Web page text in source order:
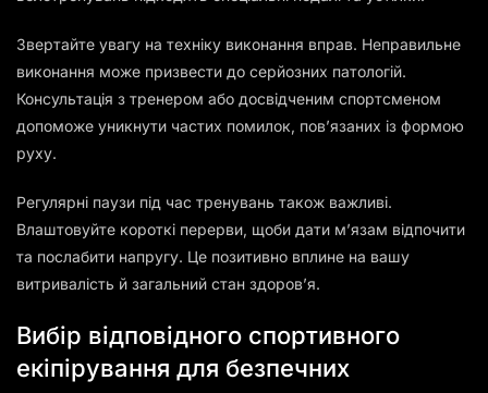
Звертайте увагу на техніку виконання вправ. Неправильне
виконання може призвести до серйозних патологій.
Консультація з тренером або досвідченим спортсменом
допоможе уникнути частих помилок, пов’язаних із формою
руху.
Регулярні паузи під час тренувань також важливі.
Влаштовуйте короткі перерви, щоби дати м’язам відпочити
та послабити напругу. Це позитивно вплине на вашу
витривалість й загальний стан здоров’я.
Вибір відповідного спортивного
екіпірування для безпечних